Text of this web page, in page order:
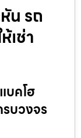
น รถ
เช่า
บคโฮ
รบวงจร